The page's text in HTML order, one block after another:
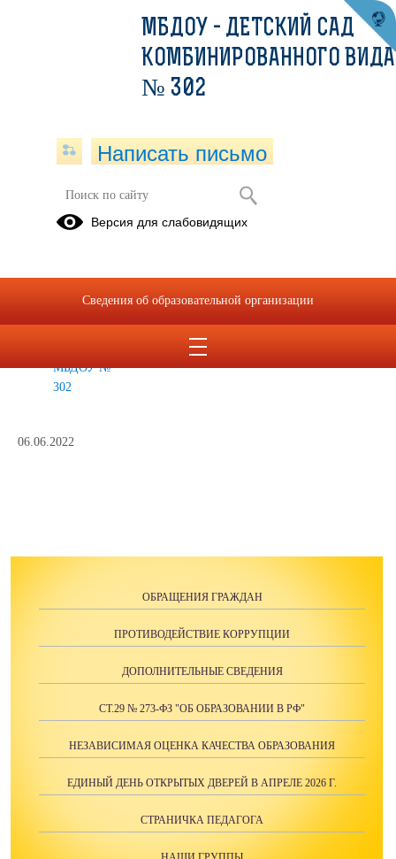
архив
отчислении
МБДОУ №
302
06.06.2022
ОБРАЩЕНИЯ ГРАЖДАН
ПРОТИВОДЕЙСТВИЕ КОРРУПЦИИ
ДОПОЛНИТЕЛЬНЫЕ СВЕДЕНИЯ
СТ.29 № 273-ФЗ "ОБ ОБРАЗОВАНИИ В РФ"
НЕЗАВИСИМАЯ ОЦЕНКА КАЧЕСТВА ОБРАЗОВАНИЯ
ЕДИНЫЙ ДЕНЬ ОТКРЫТЫХ ДВЕРЕЙ В АПРЕЛЕ 2026 Г.
СТРАНИЧКА ПЕДАГОГА
МБДОУ - ДЕТСКИЙ САД
КОМБИНИРОВАННОГО ВИДА
№ 302
Написать письмо
Версия для слабовидящих
Сведения об образовательной организации